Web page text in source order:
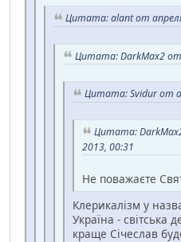
Цитата: alant от
Цитата: DarkMax2
Цитата: Svidur от
Цитата:
2013, 00:31
Не поважаєте
Клерикалізм у
Україна - світська
краще Січеслав